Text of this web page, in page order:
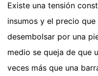
Existe una tensión
insumos y el precio
desembolsar por una
medio se queja de que
veces más que una